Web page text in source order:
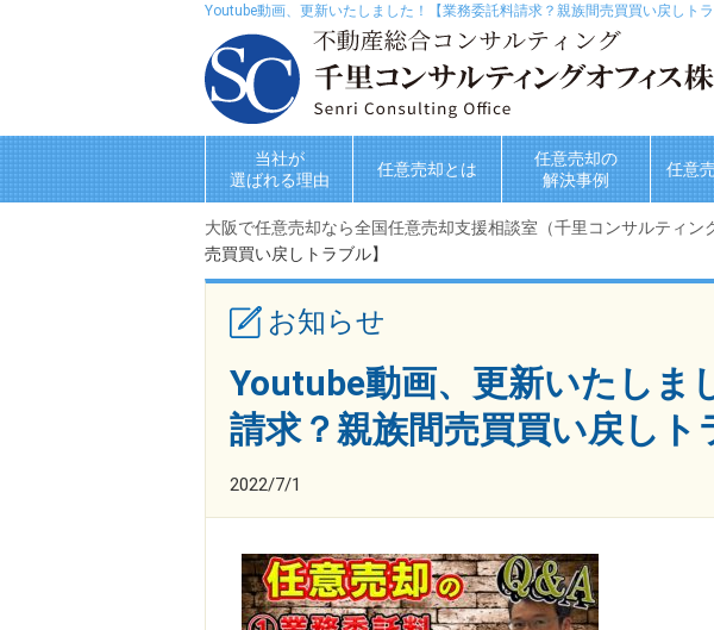
Youtube動画、更新いたしました！【業務委託料請求？親族間売買買い戻し
当社が
選ばれる理由
任意売却とは
任意売却の
解決事例
任意
大阪で任意売却なら全国任意売却支援相談室（千里コンサルティン
売買買い戻しトラブル】
お知らせ
Youtube動画、更新いたしま
請求？親族間売買買い戻しト
2022/7/1